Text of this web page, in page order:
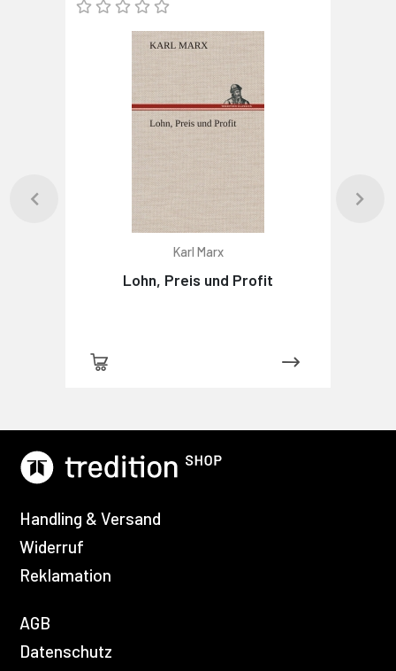
Karl Marx
Lohn, Preis und Profit
Handling & Versand
Widerruf
Reklamation
AGB
Datenschutz